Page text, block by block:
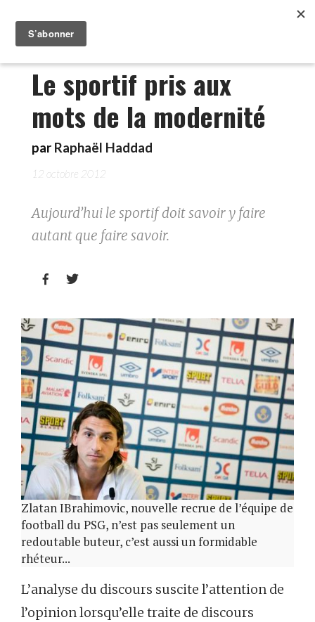
Le sportif pris aux
mots de la modernité
par Raphaël Haddad
12 octobre 2012
Aujourd’hui le sportif doit savoir y faire
autant que faire savoir.
 
Zlatan IBrahimovic, nouvelle recrue de l’équipe de
football du PSG, n’est pas seulement un
redoutable buteur, c’est aussi un formidable
rhéteur...
L’analyse du discours suscite l’attention de
l’opinion lorsqu’elle traite de discours